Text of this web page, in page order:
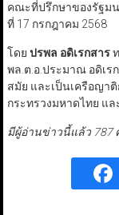
คณะที่ปรึกษาของรัฐมน
ที่ 17 กรกฎาคม 2568
โดย​ ปรพล อดิเรกสารท
พล.ต.อ.ประมาณ อดิเร
สมัย และเป็นเครือญา
กระทรวงมหาดไทย แ
มีผู้อ่านข่าวนี้แล้ว 787